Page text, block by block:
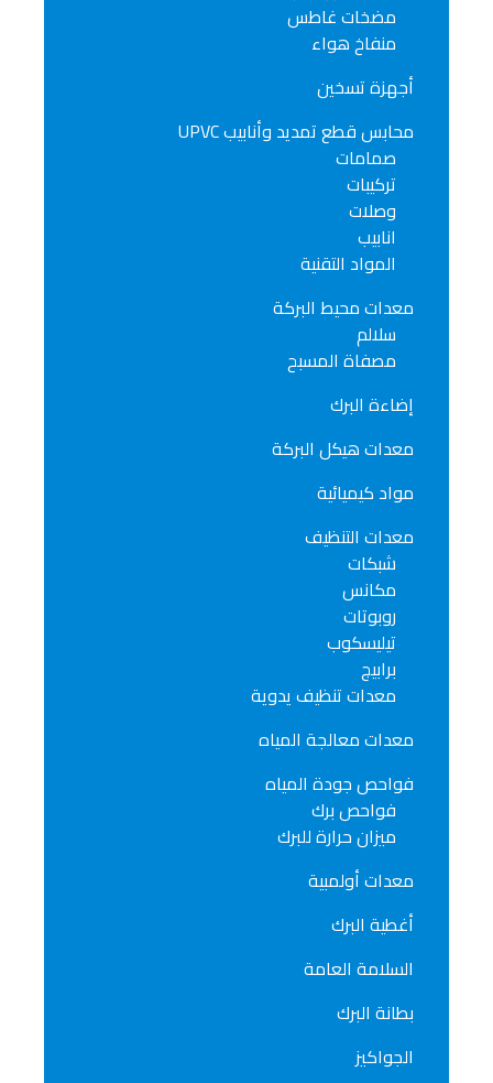
مضخات غاطس
منفاخ هواء
أجهزة تسخين
محابس قطع تمديد وأنابيب UPVC
صمامات
تركيبات
وصلات
انابيب
المواد التقنية
معدات محيط البركة
سلالم
مصفاة المسبح
إضاءة البرك
معدات هيكل البركة
مواد كيميائية
معدات التنظيف
شبكات
مكانس
روبوتات
تيليسكوب
برابيج
معدات تنظيف يدوية
معدات معالجة المياه
فواحص جودة المياه
فواحص برك
ميزان حرارة للبرك
معدات أولمبية
أغطية البرك
السلامة العامة
بطانة البرك
الجواكيز